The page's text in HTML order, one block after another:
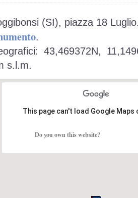
(SI), piazza 18
.
43,469372N,
s.l.m.
This page can't load Google
Do you own this website?